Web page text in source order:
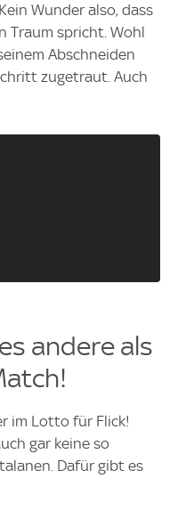
Wunder also, dass
Traum spricht. Wohl
Abschneiden
zugetraut. Auch
andere als
im Lotto für Flick!
gar keine so
Dafür gibt es